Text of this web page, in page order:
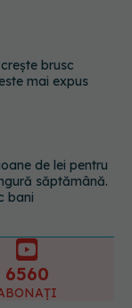
de lei pentru
săptămână.
ta preferată
o ai. Care
al generațiilor
1401